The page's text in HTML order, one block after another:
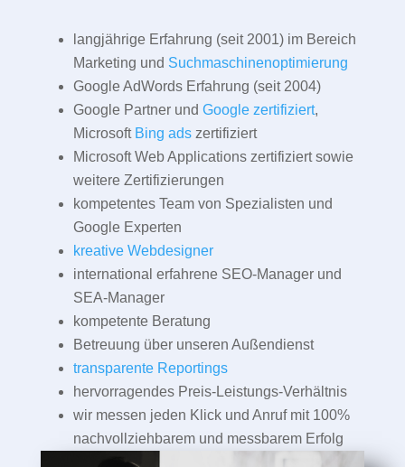
langjährige Erfahrung (seit 2001) im Bereich
Marketing und Suchmaschinenoptimierung
Google AdWords Erfahrung (seit 2004)
Google Partner und Google zertifiziert,
Microsoft Bing adszertifiziert
Microsoft Web Applications zertifiziert sowie
weitere Zertifizierungen
kompetentes Team von Spezialisten und
Google Experten
kreative Webdesigner
international erfahrene SEO-Manager und
SEA-Manager
kompetente Beratung
Betreuung über unseren Außendienst
transparente Reportings
hervorragendes Preis-Leistungs-Verhältnis
wir messen jeden Klick und Anruf mit 100%
nachvollziehbarem und messbarem Erfolg